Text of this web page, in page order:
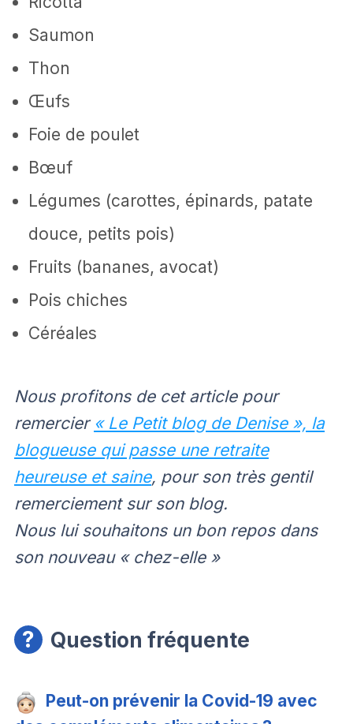
Saumon
Thon
Œufs
Foie de poulet
Bœuf
Légumes (carottes, épinards, patate
douce, petits pois)
Fruits (bananes, avocat)
Pois chiches
Céréales
Nous profitons de cet article pour
remercier « Le Petit blog de Denise », la
blogueuse qui passe une retraite
heureuse et saine, pour son très gentil
remerciement sur son blog.
Nous lui souhaitons un bon repos dans
son nouveau « chez-elle »
Question fréquente
Peut-on prévenir la Covid-19 avec